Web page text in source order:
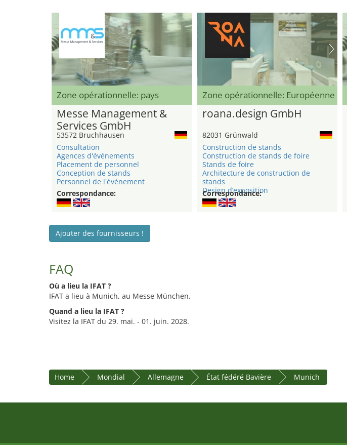
Zone opérationnelle: pays
Messe Management &
Services GmbH
53572 Bruchhausen
Consultation
Agences d'événements
Placement de personnel
Conception de stands
Personnel de l'événement
Correspondance:
Zone opérationnelle: Européenne
roana.design GmbH
82031 Grünwald
Construction de stands
Construction de stands de foire
Stands de foire
Architecture de construction de
stands
Design d’exposition
Correspondance:
Ajouter des fournisseurs !
FAQ
Où a lieu la IFAT ?
IFAT a lieu à Munich, au Messe München.
Quand a lieu la IFAT ?
Visitez la IFAT du 29. mai. - 01. juin. 2028.
Home Mondial Allemagne État fédéré Bavière Munich